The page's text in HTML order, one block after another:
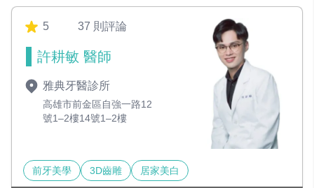
5 37 則評論
許耕敏 醫師
雅典牙醫診所
高雄市前金區自強一路12
號1–2樓14號1–2樓
前牙美學 3D齒雕 居家美白